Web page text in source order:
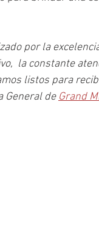
por la
la constante
listos para
General de Grand